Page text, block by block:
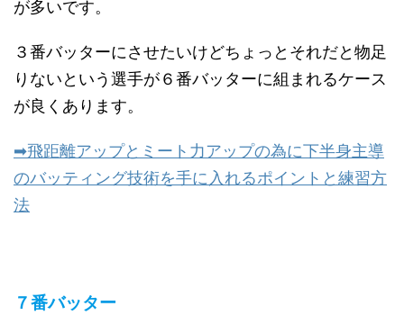
が多いです。
３番バッターにさせたいけどちょっとそれだと物足
りないという選手が６番バッターに組まれるケース
が良くあります。
➡飛距離アップとミート力アップの為に下半身主導
のバッティング技術を手に入れるポイントと練習方
法
７番バッター